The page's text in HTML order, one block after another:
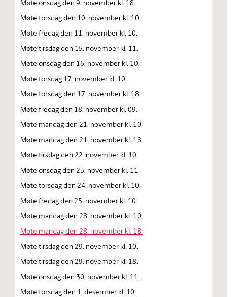
Møte onsdag den 9. november kl. 18.
Møte torsdag den 10. november kl. 10.
Møte fredag den 11. november kl. 10.
Møte tirsdag den 15. november kl. 11.
Møte onsdag den 16. november kl. 10.
Møte torsdag 17. november kl. 10.
Møte torsdag den 17. november kl. 18.
Møte fredag den 18. november kl. 09.
Møte mandag den 21. november kl. 10.
Møte mandag den 21. november kl. 18.
Møte tirsdag den 22. november kl. 10.
Møte onsdag den 23. november kl. 11.
Møte torsdag den 24. november kl. 10.
Møte fredag den 25. november kl. 10.
Møte mandag den 28. november kl. 10.
Møte mandag den 28. november kl. 18.
Møte tirsdag den 29. november kl. 10.
Møte tirsdag den 29. november kl. 18.
Møte onsdag den 30. november kl. 11.
Møte torsdag den 1. desember kl. 10.